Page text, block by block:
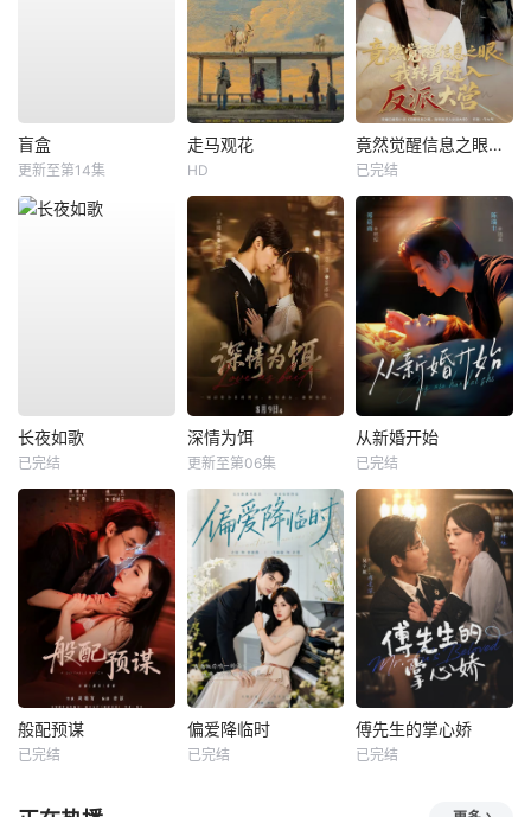
盲盒
更新至第14集
走马观花
HD
竟然觉醒信息之眼，我转身进入反派大营
已完结
长夜如歌
已完结
深情为饵
更新至第06集
从新婚开始
已完结
般配预谋
已完结
偏爱降临时
已完结
傅先生的掌心娇
已完结